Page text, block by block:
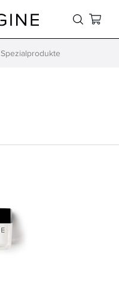
Spezialprodukte